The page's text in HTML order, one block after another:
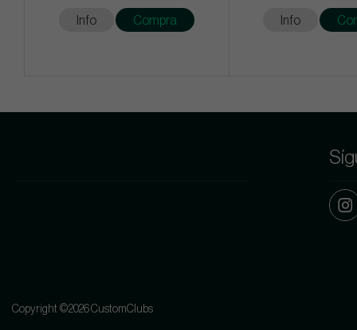
Info Compra Info
Copyright ©2026 CustomClubs